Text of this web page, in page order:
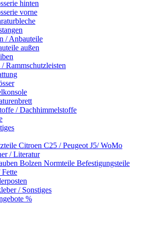
hinten
vorne
/ Anbauteile
außen
Rammschutzleisten
/ Dachhimmelstoffe
Citroen C25 / Peugeot J5/ WoMo
/ Literatur
Bolzen Normteile Befestigungsteile
/ Sonstiges
%